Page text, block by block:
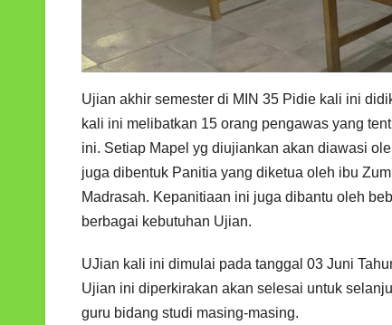
Ujian akhir semester di MIN 35 Pidie kali ini
kali ini melibatkan 15 orang pengawas yang
ini. Setiap Mapel yg diujiankan akan diawasi
juga dibentuk Panitia yang diketua oleh ibu
Madrasah. Kepanitiaan ini juga dibantu oleh
berbagai kebutuhan Ujian.
UJian kali ini dimulai pada tanggal 03 Juni
Ujian ini diperkirakan akan selesai untuk
guru bidang studi masing-masing.